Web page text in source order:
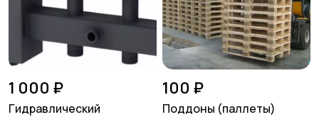
1 000 ₽
Гидравлический
100 ₽
Поддоны (паллеты)